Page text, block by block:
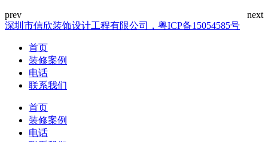
深圳市信欣装饰设计工程有限公司，粤ICP备15054585号
首页
装修案例
电话
联系我们
首页
装修案例
电话